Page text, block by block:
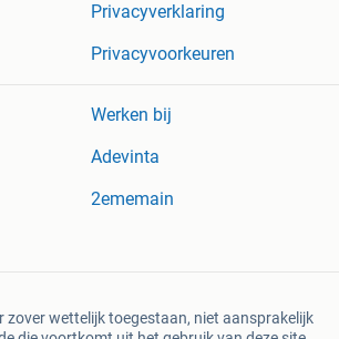
Privacyverklaring
Privacyvoorkeuren
Werken bij
Adevinta
2ememain
zover wettelijk toegestaan, niet aansprakelijk